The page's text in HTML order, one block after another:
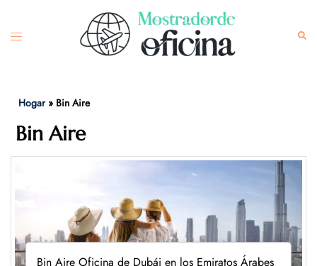
content
Toggle
Hogar» Bin Aire
Bin Aire
Bin Aire Oficina de Dubái en los Emiratos Árabes